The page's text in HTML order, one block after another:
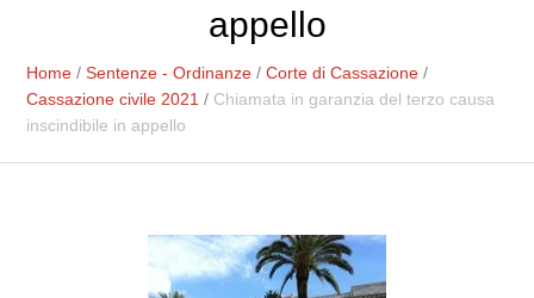
appello
Home /Sentenze - Ordinanze /Corte di Cassazione /
Cassazione civile 2021 / Chiamata in garanzia del terzo causa
inscindibile in appello